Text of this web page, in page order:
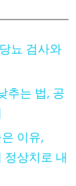
뇨 검사와
추는 법, 공
이유,
상치로 내